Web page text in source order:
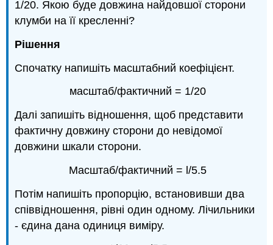
1/20. Якою буде довжина найдовшої сторони
клумби на її кресленні?
Рішення
Спочатку напишіть масштабний коефіцієнт.
масштаб/фактичний = 1/20
Далі запишіть відношення, щоб представити
фактичну довжину сторони до невідомої
довжини шкали сторони.
Масштаб/фактичний = l/5.5
Потім напишіть пропорцію, встановивши два
співвідношення, рівні один одному. Лічильники
- єдина дана одиниця виміру.